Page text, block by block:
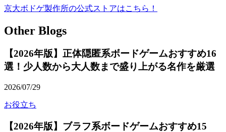
京大ボドゲ製作所の公式ストアはこちら！
Other Blogs
【2026年版】正体隠匿系ボードゲームおすすめ16
選！少人数から大人数まで盛り上がる名作を厳選
2026/07/29
お役立ち
【2026年版】ブラフ系ボードゲームおすすめ15